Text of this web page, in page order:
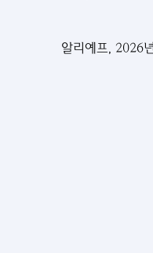
알리예프, 2026